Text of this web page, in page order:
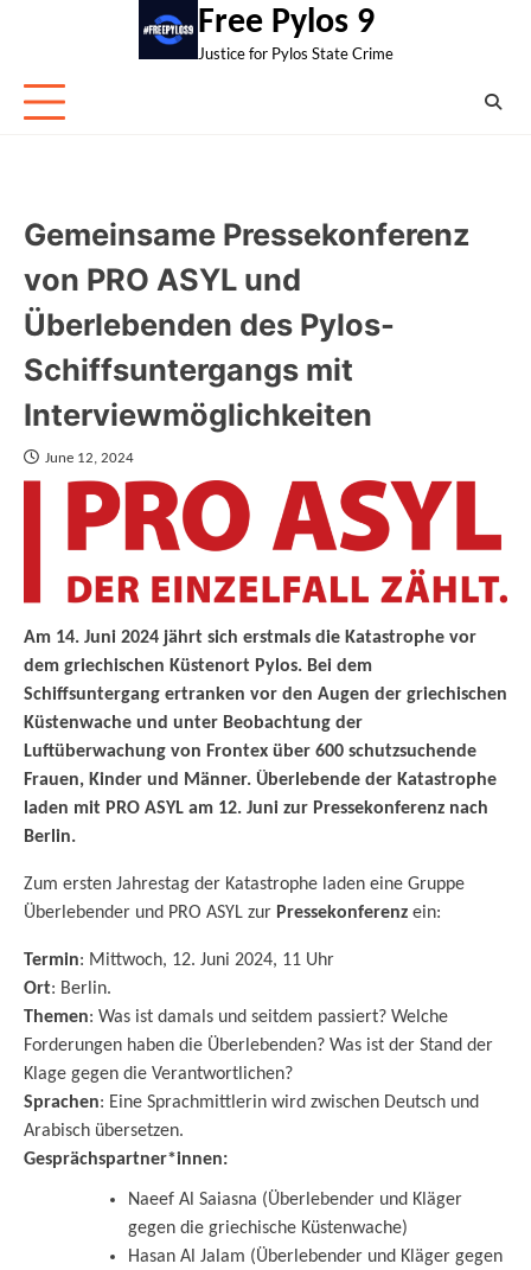
Free Pylos 9
Justice for Pylos State Crime
Gemeinsame Pressekonferenz
von PRO ASYL und
Überlebenden des Pylos-
Schiffsuntergangs mit
Interviewmöglichkeiten
June 12, 2024
Am 14. Juni 2024 jährt sich erstmals die Katastrophe vor
dem griechischen Küstenort Pylos. Bei dem
Schiffsuntergang ertranken vor den Augen der griechischen
Küstenwache und unter Beobachtung der
Luftüberwachung von Frontex über 600 schutzsuchende
Frauen, Kinder und Männer. Überlebende der Katastrophe
laden mit PRO ASYL am 12. Juni zur Pressekonferenz nach
Berlin.
Zum ersten Jahrestag der Katastrophe laden eine Gruppe
Überlebender und PRO ASYL zur Pressekonferenz ein:
Termin: Mittwoch, 12. Juni 2024, 11 Uhr
Ort: Berlin.
Themen: Was ist damals und seitdem passiert? Welche
Forderungen haben die Überlebenden? Was ist der Stand der
Klage gegen die Verantwortlichen?
Sprachen: Eine Sprachmittlerin wird zwischen Deutsch und
Arabisch übersetzen.
Gesprächspartner*innen:
Naeef Al Saiasna (Überlebender und Kläger
gegen die griechische Küstenwache)
Hasan Al Jalam (Überlebender und Kläger gegen